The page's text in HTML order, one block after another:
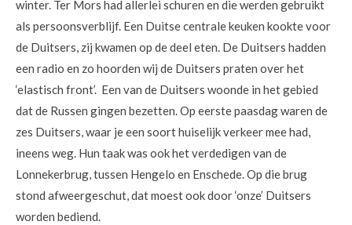
winter. Ter Mors had allerlei schuren en die werden gebruikt
als persoonsverblijf. Een Duitse centrale keuken kookte voor
de Duitsers, zij kwamen op de deel eten. De Duitsers hadden
een radio en zo hoorden wij de Duitsers praten over het
‘elastisch front’. Een van de Duitsers woonde in het gebied
dat de Russen gingen bezetten. Op eerste paasdag waren de
zes Duitsers, waar je een soort huiselijk verkeer mee had,
ineens weg. Hun taak was ook het verdedigen van de
Lonnekerbrug, tussen Hengelo en Enschede. Op die brug
stond afweergeschut, dat moest ook door ‘onze’ Duitsers
worden bediend.